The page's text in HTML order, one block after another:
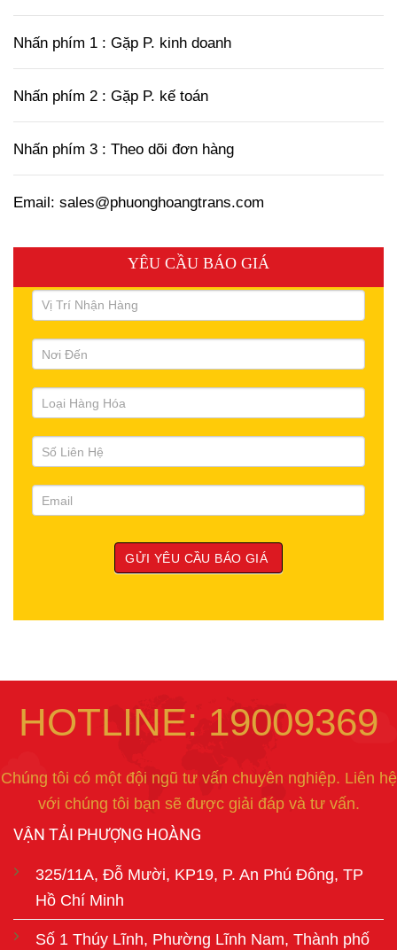
Nhấn phím 1 : Gặp P. kinh doanh
Nhấn phím 2 : Gặp P. kế toán
Nhấn phím 3 : Theo dõi đơn hàng
Email: sales@phuonghoangtrans.com
YÊU CẦU BÁO GIÁ
HOTLINE: 19009369
Chúng tôi có một đội ngũ tư vấn chuyên nghiệp. Liên hệ
với chúng tôi bạn sẽ được giải đáp và tư vấn.
VẬN TẢI PHƯỢNG HOÀNG
325/11A, Đỗ Mười, KP19, P. An Phú Đông, TP
Hồ Chí Minh
Số 1 Thúy Lĩnh, Phường Lĩnh Nam, Thành phố